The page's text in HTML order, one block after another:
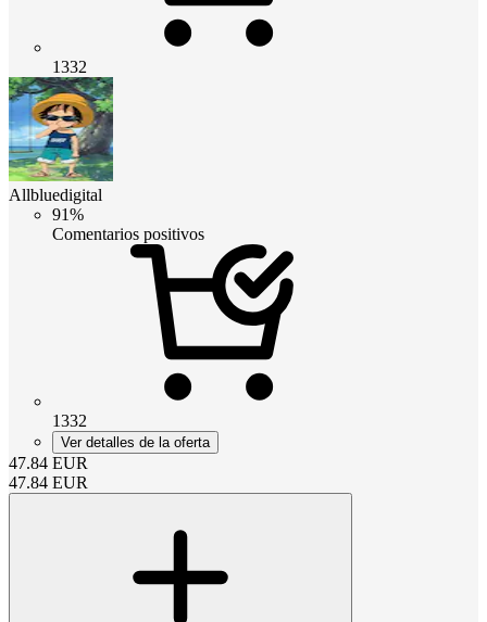
1332
Allbluedigital
91%
Comentarios positivos
1332
Ver detalles de la oferta
47.84 EUR
47.84 EUR